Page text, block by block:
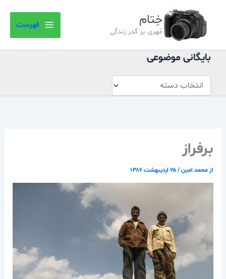
خِتام
مُهری بر گذر زندگی
فهرست
بایگانی موضوعی
موضوعی
برفراز
از محمد امین/۲۵ اردیبهشت ۱۳۸۶